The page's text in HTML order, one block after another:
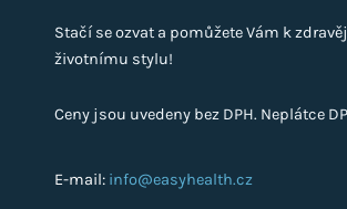
Stačí se ozvat a pomůžete Vám k
životnímu stylu!
Ceny jsou uvedeny bez DPH. Neplátce
E-mail: info@easyhealth.cz